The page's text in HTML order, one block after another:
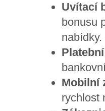
Uvítací
bonusu
nabídky.
Mobilní
rychlost